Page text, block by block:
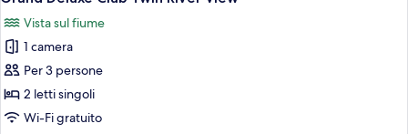
View
tutte
le
foto
per
Grand
Deluxe
Vista sul fiume
1 camera
Per 3 persone
2 letti singoli
Wi-Fi gratuito